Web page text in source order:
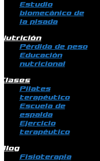
Estudio
biomecánico de
la pisada
Pérdida de peso
Educación
nutricional
Pilates
terapéutico
Escuela de
espalda
Ejercicio
terapéutico
Fisioterapia